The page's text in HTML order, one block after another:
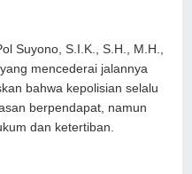
Suyono, S.I.K., S.H., M.H.,
mencederai jalannya
bahwa kepolisian selalu
berpendapat, namun
dan ketertiban.